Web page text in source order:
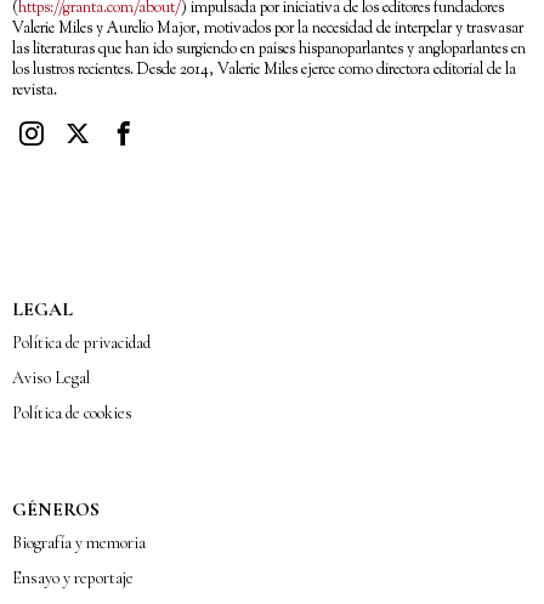
(https://granta.com/about/) impulsada por iniciativa de los editores fundadores
Valerie Miles y Aurelio Major, motivados por la necesidad de interpelar y trasvasar
las literaturas que han ido surgiendo en países hispanoparlantes y angloparlantes en
los lustros recientes. Desde 2014, Valerie Miles ejerce como directora editorial de la
revista.
LEGAL
Política de privacidad
Aviso Legal
Política de cookies
GÉNEROS
Biografía y memoria
Ensayo y reportaje